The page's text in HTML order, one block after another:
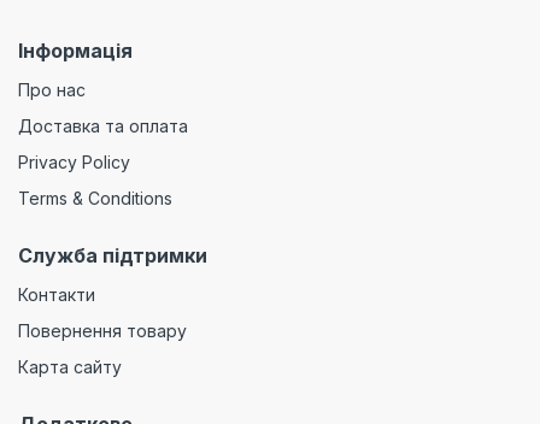
Інформація
Про нас
Доставка та оплата
Privacy Policy
Terms & Conditions
Служба підтримки
Контакти
Повернення товару
Карта сайту